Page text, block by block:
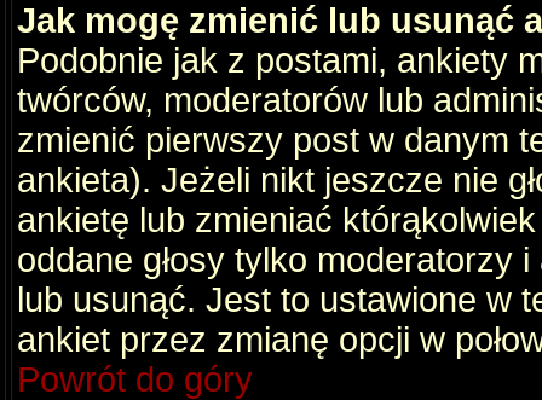
Jak mogę zmienić lub usunąć
Podobnie jak z postami, ankiety
twórców, moderatorów lub
zmienić pierwszy post w danym
ankieta). Jeżeli nikt jeszcze nie
ankietę lub zmieniać
oddane głosy tylko moderatorzy
lub usunąć. Jest to ustawione w
ankiet przez zmianę opcji w
Powrót do góry